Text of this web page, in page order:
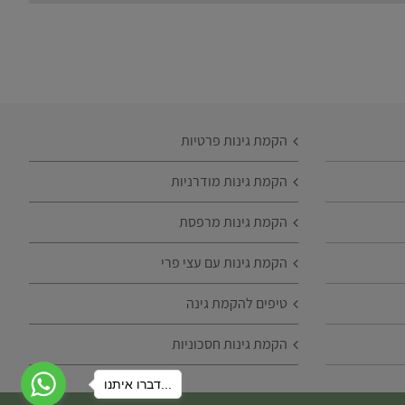
הקמת גינות פרטיות
הקמת גינות מודרניות
הקמת גינות מרפסת
הקמת גינות עם עצי פרי
טיפים להקמת גינה
הקמת גינות חסכוניות